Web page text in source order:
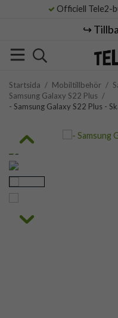
Officiell Tele2-
↪️
Startsida / Mobiltillbehör /
Samsung Galaxy S22 Plus /
- Samsung Galaxy S22 Plus -